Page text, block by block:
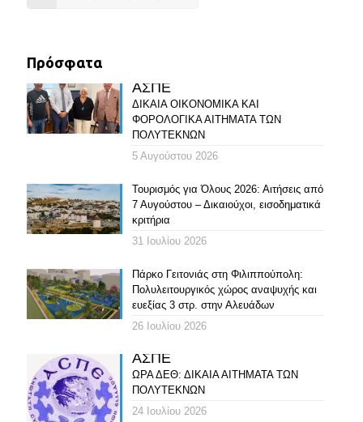
Πρόσφατα
ΑΣΠΕ
ΔΙΚΑΙΑ ΟΙΚΟΝΟΜΙΚΑ ΚΑΙ
ΦΟΡΟΛΟΓΙΚΑ ΑΙΤΗΜΑΤΑ ΤΩΝ
ΠΟΛΥΤΕΚΝΩΝ
5 Αυγούστου 2026
Τουρισμός για Όλους 2026: Αιτήσεις από
7 Αυγούστου – Δικαιούχοι, εισοδηματικά
κριτήρια
31 Ιουλίου 2026
Πάρκο Γειτονιάς στη Φιλιππούπολη:
Πολυλειτουργικός χώρος αναψυχής και
ευεξίας 3 στρ. στην Αλευάδων
26 Ιουλίου 2026
ΑΣΠΕ
ΩΡΑ ΔΕΘ: ΔΙΚΑΙΑ ΑΙΤΗΜΑΤΑ ΤΩΝ
ΠΟΛΥΤΕΚΝΩΝ
24 Ιουλίου 2026